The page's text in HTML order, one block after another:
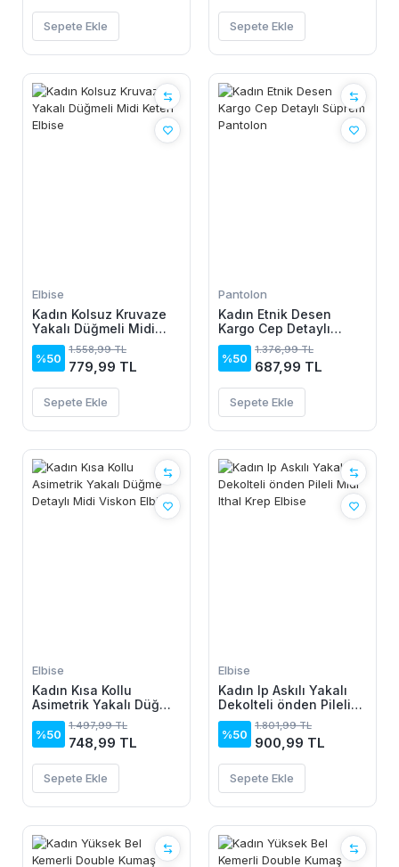
Sepete Ekle Sepete Ekle
Elbise
Kadın Kolsuz Kruvaze
Yakalı Düğmeli Midi
Keten Elbise
%50
1.558,99 TL
779,99 TL
Sepete Ekle
Pantolon
Kadın Etnik Desen
Kargo Cep Detaylı
Süprem Pantolon
%50
1.376,99 TL
687,99 TL
Sepete Ekle
Elbise
Kadın Kısa Kollu
Asimetrik Yakalı Düğme
Detaylı Midi Viskon
Elbise
%50
1.497,99 TL
748,99 TL
Sepete Ekle
Elbise
Kadın Ip Askılı Yakalı
Dekolteli önden Pileli
Midi Ithal Krep Elbise
%50
1.801,99 TL
900,99 TL
Sepete Ekle